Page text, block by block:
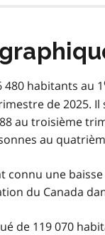
habitants au 1
de 2025.
au troisième
au
connu une
du Canada
de 119 070